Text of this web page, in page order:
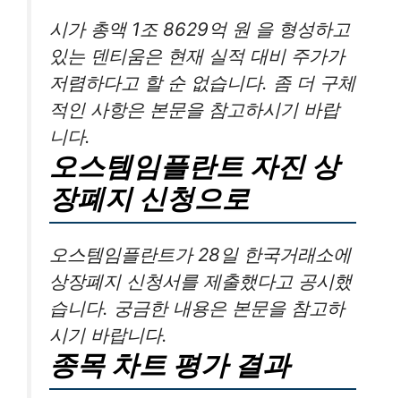
시가 총액 1조 8629억 원 을 형성하고
있는 덴티움은 현재 실적 대비 주가가
저렴하다고 할 순 없습니다. 좀 더 구체
적인 사항은 본문을 참고하시기 바랍
니다.
오스템임플란트 자진 상
장폐지 신청으로
오스템임플란트가 28일 한국거래소에
상장폐지 신청서를 제출했다고 공시했
습니다. 궁금한 내용은 본문을 참고하
시기 바랍니다.
종목 차트 평가 결과